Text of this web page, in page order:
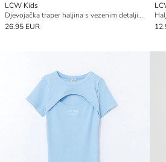
LCW Kids
Djevojačka traper haljina s vezenim detaljima
26.95 EUR